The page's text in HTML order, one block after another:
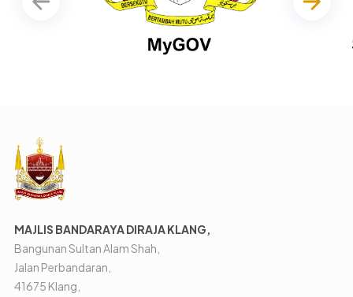
MAJLIS BANDARAYA DIRAJA KLANG,
Bangunan Sultan Alam Shah,
Jalan Perbandaran,
41675 Klang,